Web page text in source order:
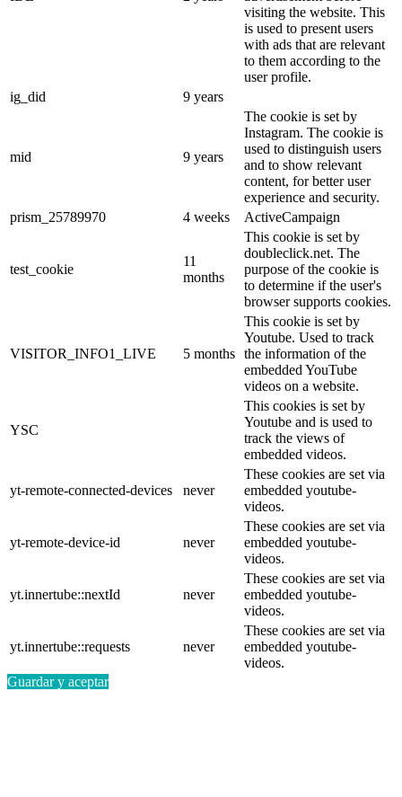
visiting the website. This
is used to present users
with ads that are relevant
to them according to the
user profile.
ig_did
9 years
mid 9 years
The cookie is set by
Instagram. The cookie is
used to distinguish users
and to show relevant
content, for better user
experience and security.
prism_25789970
4 weeks ActiveCampaign
test_cookie
11
months
This cookie is set by
doubleclick.net. The
purpose of the cookie is
to determine if the user's
browser supports cookies.
VISITOR_INFO1_LIVE 5 months
This cookie is set by
Youtube. Used to track
the information of the
embedded YouTube
videos on a website.
YSC
This cookies is set by
Youtube and is used to
track the views of
embedded videos.
yt-remote-connected-devices never
These cookies are set via
embedded youtube-
videos.
yt-remote-device-id never
These cookies are set via
embedded youtube-
videos.
yt.innertube::nextId never
These cookies are set via
embedded youtube-
videos.
yt.innertube::requests never
These cookies are set via
embedded youtube-
videos.
Guardar y aceptar